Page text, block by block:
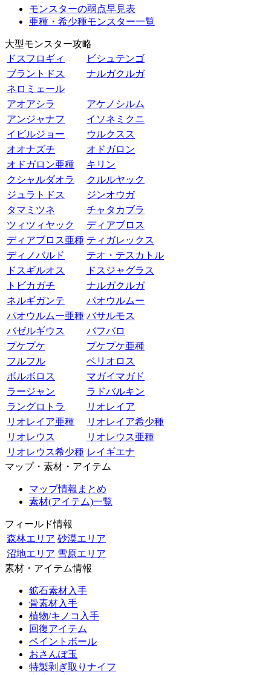
モンスターの弱点早見表
亜種・希少種モンスター一覧
大型モンスター攻略
ドスフロギィ
ビシュテンゴ
ブラントドス
ナルガクルガ
ネロミェール
アオアシラ
アケノシルム
アンジャナフ
イソネミクニ
イビルジョー
ウルクスス
オオナズチ
オドガロン
オドガロン亜種
キリン
クシャルダオラ
クルルヤック
ジュラトドス
ジンオウガ
タマミツネ
チャタカブラ
ツィツィヤック
ディアブロス
ディアブロス亜種 ティガレックス
ディノバルド
テオ・テスカトル
ドスギルオス
ドスジャグラス
トビカガチ
ナルガクルガ
ネルギガンテ
パオウルムー
パオウルムー亜種 バサルモス
バゼルギウス
バフバロ
プケプケ
プケプケ亜種
フルフル
ベリオロス
ボルボロス
マガイマガド
ラージャン
ラドバルキン
ラングロトラ
リオレイア
リオレイア亜種
リオレイア希少種
リオレウス
リオレウス亜種
リオレウス希少種 レイギエナ
マップ・素材・アイテム
マップ情報まとめ
素材(アイテム)一覧
フィールド情報
森林エリア 砂漠エリア
沼地エリア 雪原エリア
素材・アイテム情報
鉱石素材入手
骨素材入手
植物/キノコ入手
回復アイテム
ペイントボール
おさんぽ玉
特製剥ぎ取りナイフ